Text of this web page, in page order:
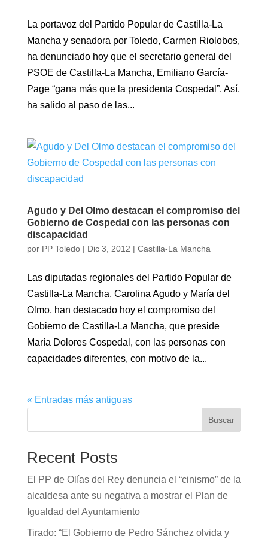
La portavoz del Partido Popular de Castilla-La
Mancha y senadora por Toledo, Carmen Riolobos,
ha denunciado hoy que el secretario general del
PSOE de Castilla-La Mancha, Emiliano García-
Page “gana más que la presidenta Cospedal”. Así,
ha salido al paso de las...
Agudo y Del Olmo destacan el compromiso del
Gobierno de Cospedal con las personas con
discapacidad
por PP Toledo| Dic 3, 2012 | Castilla-La Mancha
Las diputadas regionales del Partido Popular de
Castilla-La Mancha, Carolina Agudo y María del
Olmo, han destacado hoy el compromiso del
Gobierno de Castilla-La Mancha, que preside
María Dolores Cospedal, con las personas con
capacidades diferentes, con motivo de la...
« Entradas más antiguas
Buscar
Recent Posts
El PP de Olías del Rey denuncia el “cinismo” de la
alcaldesa ante su negativa a mostrar el Plan de
Igualdad del Ayuntamiento
Tirado: “El Gobierno de Pedro Sánchez olvida y